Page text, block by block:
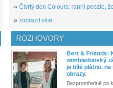
» Čtvrtý den Colours: ranní peozie,
» zobrazit více...
ROZHOVORY
Bert & Friends:
wimbledonský
je bílé plátno,
obrazy.
Bezprostředně po